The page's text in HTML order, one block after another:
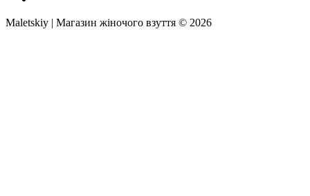
Maletskiy | Магазин жіночого взуття © 2026